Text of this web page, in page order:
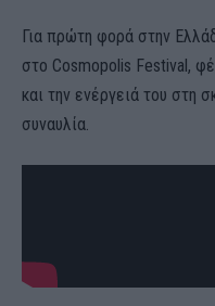
Για πρώτη φορά στην
στο Cosmopolis Festival,
και την ενέργειά του στη
συναυλία.